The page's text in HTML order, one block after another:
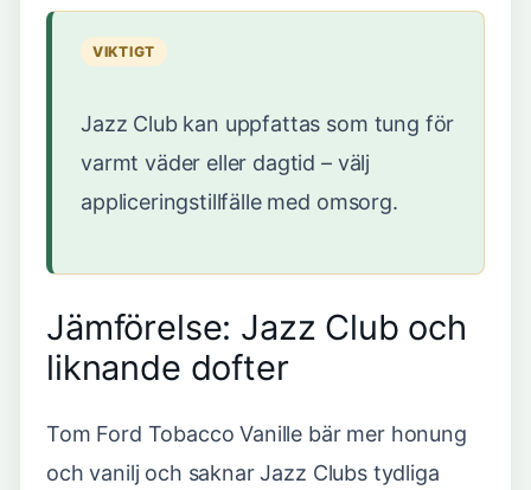
VIKTIGT
Jazz Club kan uppfattas som tung för
varmt väder eller dagtid – välj
appliceringstillfälle med omsorg.
Jämförelse: Jazz Club och
liknande dofter
Tom Ford Tobacco Vanille bär mer honung
och vanilj och saknar Jazz Clubs tydliga